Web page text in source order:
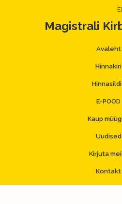
Magistrali
Avaleht
Hinnakiri
E-POOD
Kaup
Uudised
Kirjuta
Kontakt